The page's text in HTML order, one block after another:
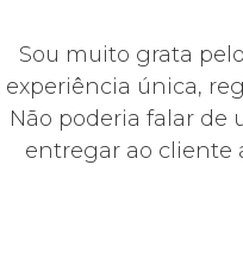
Sou muito grata
experiência única,
Não poderia falar de
entregar ao cliente